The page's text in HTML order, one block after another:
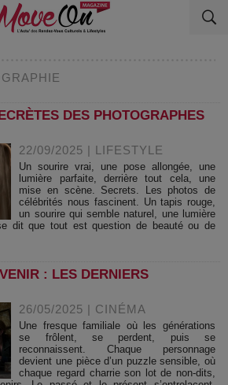
DES PHOTOGRAPHES
22/09/2025 | LIFESTYLE
Un sourire vrai, une pose allongée, une
lumière parfaite, derrière tout cela, une
mise en scène. Secrets. Les photos de
célébrités nous fascinent. Un tapis rouge,
un sourire qui semble naturel, une lumière
dit que tout est question de beauté ou de
: LES DERNIERS
26/05/2025 | CINÉMA
Une fresque familiale où les générations
se frôlent, se perdent, puis se
reconnaissent. Chaque personnage
devient une pièce d’un puzzle sensible, où
chaque regard charrie son lot de non-dits,